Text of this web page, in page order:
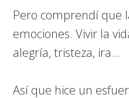
Pero comprendí que
emociones. Vivir la
alegría, tristeza, ira…
Así que hice un